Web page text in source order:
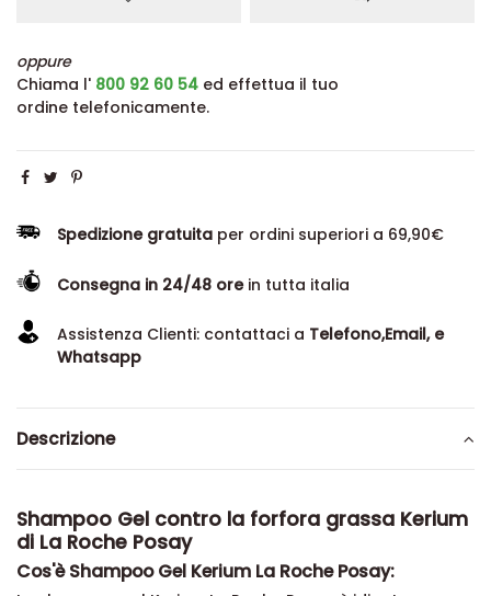
oppure
Chiama l' 800 92 60 54 ed effettua il tuo
ordine telefonicamente.
Spedizione gratuita per ordini superiori a 69,90€
Consegna in 24/48 orein tutta italia
Assistenza Clienti: contattaci a Telefono,Email, e
Whatsapp
Descrizione
Shampoo Gel contro la forfora grassa Kerium
di La Roche Posay
Cos'è Shampoo Gel Kerium La Roche Posay: